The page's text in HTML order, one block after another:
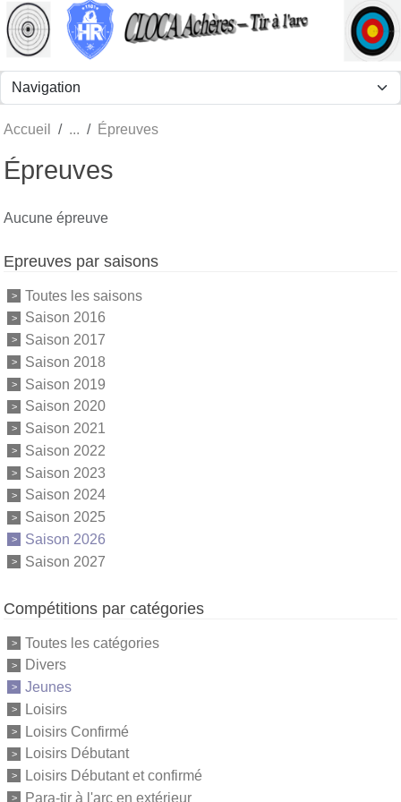
Accueil Épreuves
Épreuves
Aucune épreuve
Epreuves par saisons
Toutes les saisons
Saison 2016
Saison 2017
Saison 2018
Saison 2019
Saison 2020
Saison 2021
Saison 2022
Saison 2023
Saison 2024
Saison 2025
Saison 2026
Saison 2027
Compétitions par catégories
Toutes les catégories
Divers
Jeunes
Loisirs
Loisirs Confirmé
Loisirs Débutant
Loisirs Débutant et confirmé
Para-tir à l'arc en extérieur
Panneau de gestion des cookies